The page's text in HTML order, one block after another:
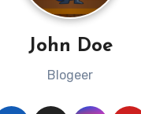
John Doe
Blogeer